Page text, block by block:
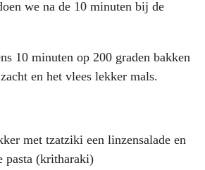
we na de 10 minuten bij de
10 minuten op 200 graden bakken
en het vlees lekker mals.
met tzatziki een linzensalade en
pasta (kritharaki)